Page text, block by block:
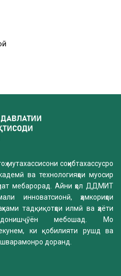
мутахассисони соҳибтахассусро
ва технологияҳои муосир
мебарорад. Айни ҳол ДДМИТ
инноватсионӣ, ҳамкориҳои
тадқиқотҳои илмӣ ва ҳаёти
мебошад. Мо
ки қобилияти рушд ва
доранд.